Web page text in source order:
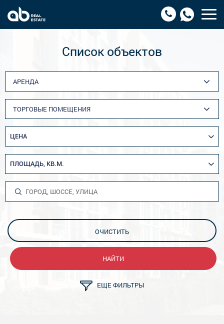
Список объектов
АРЕНДА
ТОРГОВЫЕ ПОМЕЩЕНИЯ
ЦЕНА
ПЛОЩАДЬ, КВ.М.
ЕЩЕ ФИЛЬТРЫ
ОЧИСТИТЬ
НАЙТИ